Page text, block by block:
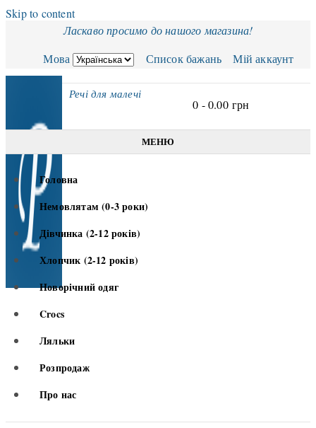
Skip to content
Ласкаво просимо до нашого магазина!
Мова
Список бажань Мій аккаунт
Речі для малечі
0 -0.00 грн
МЕНЮ
Головна
Немовлятам (0-3 роки)
Дівчинка (2-12 років)
Хлопчик (2-12 років)
Новорічний одяг
Crocs
Ляльки
Розпродаж
Про нас